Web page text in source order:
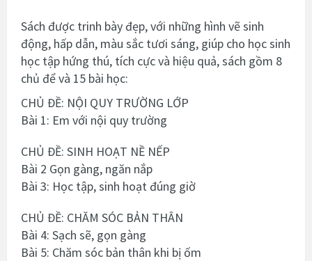
Sách được trinh bày đẹp, với những hình vẽ sinh
động, hấp dẫn, màu sắc tươi sáng, giúp cho học sinh
học tập hứng thú, tích cực và hiệu quả, sách gồm 8
chủ để và 15 bài học:
CHỦ ĐỀ: NỘI QUY TRƯỜNG LỚP
Bài 1: Em với nội quy trường
CHỦ ĐỀ: SINH HOẠT NỀ NẾP
Bài 2 Gọn gàng, ngăn nắp
Bài 3: Học tập, sinh hoạt đúng giờ
CHỦ ĐỀ: CHĂM SÓC BẢN THÂN
Bài 4: Sạch sẽ, gọn gàng
Bài 5: Chăm sóc bản thân khi bị ốm